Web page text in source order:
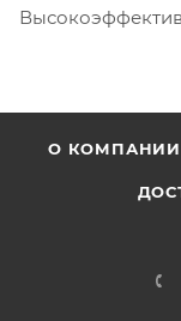
О КОМПАНИИ